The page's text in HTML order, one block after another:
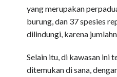
yang merupakan
burung, dan 37 spesies
dilindungi, karena
Selain itu, di kawasan ini
ditemukan di sana,